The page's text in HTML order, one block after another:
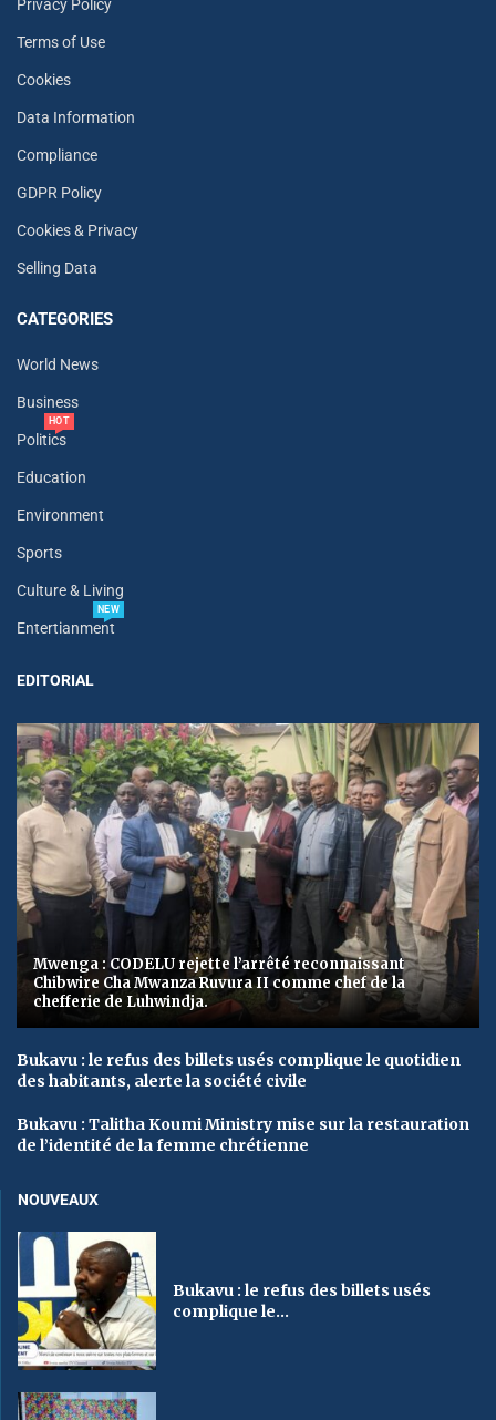
Privacy Policy
Terms of Use
Cookies
Data Information
Compliance
GDPR Policy
Cookies & Privacy
Selling Data
CATEGORIES
World News
Business
Politics
HOT
Education
Environment
Sports
Culture & Living
Entertianment
NEW
EDITORIAL
Mwenga : CODELU rejette l’arrêté reconnaissant
Chibwire Cha Mwanza Ruvura II comme chef de la
chefferie de Luhwindja.
Bukavu : le refus des billets usés complique le quotidien
des habitants, alerte la société civile
Bukavu : Talitha Koumi Ministry mise sur la restauration
de l’identité de la femme chrétienne
NOUVEAUX
Bukavu : le refus des billets usés
complique le...